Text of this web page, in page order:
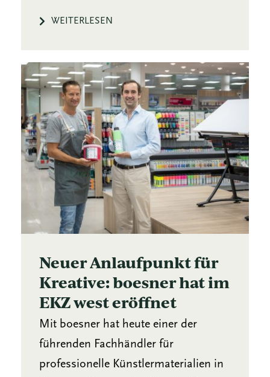
WEITERLESEN
Neuer Anlaufpunkt für
Kreative: boesner hat im
EKZ west eröffnet
Mit boesner hat heute einer der
führenden Fachhändler für
professionelle Künstlermaterialien in